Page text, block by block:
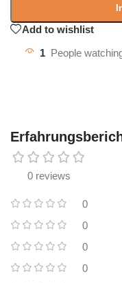
Add to wishlist
1 People
0 reviews
0
0
0
0